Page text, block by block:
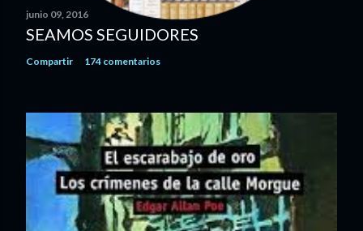
a
r
o
junio 09, 2016
SEAMOS SEGUIDORES
Compartir 174 comentarios